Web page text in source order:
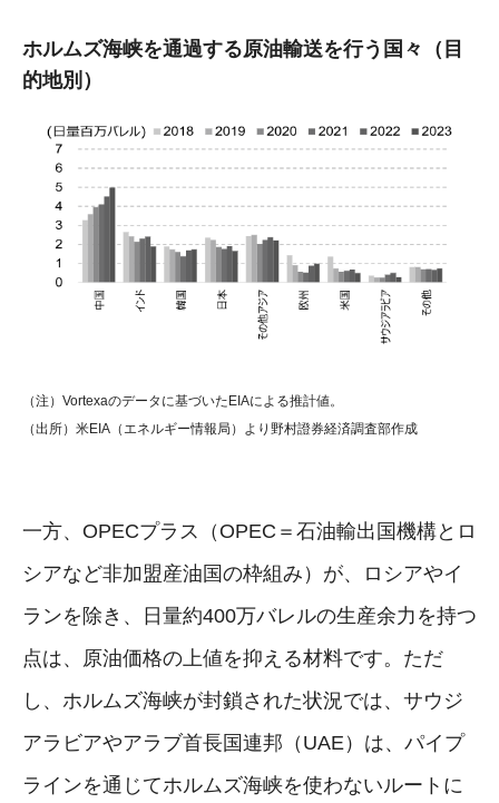
ホルムズ海峡を通過する原油輸送を行う国々（目
的地別）
（注）Vortexaのデータに基づいたEIAによる推計値。
（出所）米EIA（エネルギー情報局）より野村證券経済調査部作成
一方、OPECプラス（OPEC＝石油輸出国機構とロ
シアなど非加盟産油国の枠組み）が、ロシアやイ
ランを除き、日量約400万バレルの生産余力を持つ
点は、原油価格の上値を抑える材料です。ただ
し、ホルムズ海峡が封鎖された状況では、サウジ
アラビアやアラブ首長国連邦（UAE）は、パイプ
ラインを通じてホルムズ海峡を使わないルートに